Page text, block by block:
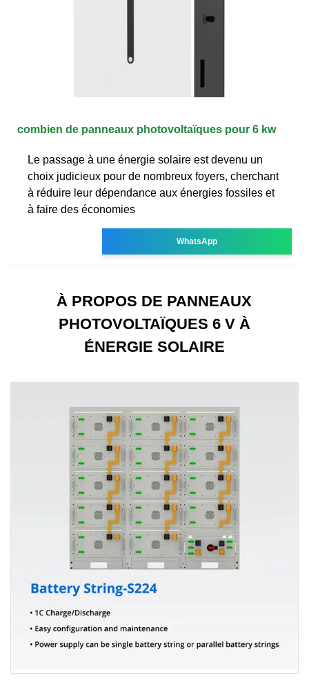
combien de panneaux photovoltaïques pour 6 kw
Le passage à une énergie solaire est devenu un
choix judicieux pour de nombreux foyers, cherchant
à réduire leur dépendance aux énergies fossiles et
à faire des économies
WhatsApp
À PROPOS DE PANNEAUX
PHOTOVOLTAÏQUES 6 V À
ÉNERGIE SOLAIRE